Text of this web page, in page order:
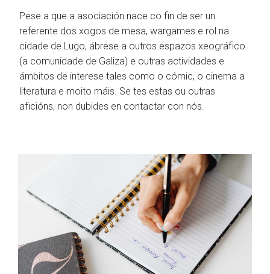
Pese a que a asociación nace co fin de ser un
referente dos xogos de mesa, wargames e rol na
cidade de Lugo, ábrese a outros espazos xeográfico
(a comunidade de Galiza) e outras actividades e
ámbitos de interese tales como o cómic, o cinema a
literatura e moito máis. Se tes estas ou outras
aficións, non dubides en contactar con nós.